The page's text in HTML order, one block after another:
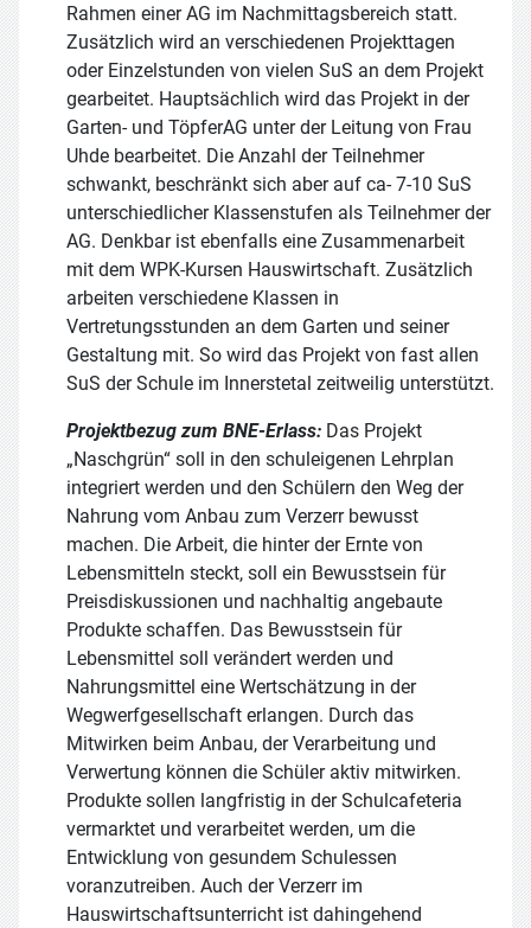
Rahmen einer AG im Nachmittagsbereich statt.
Zusätzlich wird an verschiedenen Projekttagen
oder Einzelstunden von vielen SuS an dem Projekt
gearbeitet. Hauptsächlich wird das Projekt in der
Garten- und TöpferAG unter der Leitung von Frau
Uhde bearbeitet. Die Anzahl der Teilnehmer
schwankt, beschränkt sich aber auf ca- 7-10 SuS
unterschiedlicher Klassenstufen als Teilnehmer der
AG. Denkbar ist ebenfalls eine Zusammenarbeit
mit dem WPK-Kursen Hauswirtschaft. Zusätzlich
arbeiten verschiedene Klassen in
Vertretungsstunden an dem Garten und seiner
Gestaltung mit. So wird das Projekt von fast allen
SuS der Schule im Innerstetal zeitweilig unterstützt.
Projektbezug zum BNE-Erlass: Das Projekt
„Naschgrün“ soll in den schuleigenen Lehrplan
integriert werden und den Schülern den Weg der
Nahrung vom Anbau zum Verzerr bewusst
machen. Die Arbeit, die hinter der Ernte von
Lebensmitteln steckt, soll ein Bewusstsein für
Preisdiskussionen und nachhaltig angebaute
Produkte schaffen. Das Bewusstsein für
Lebensmittel soll verändert werden und
Nahrungsmittel eine Wertschätzung in der
Wegwerfgesellschaft erlangen. Durch das
Mitwirken beim Anbau, der Verarbeitung und
Verwertung können die Schüler aktiv mitwirken.
Produkte sollen langfristig in der Schulcafeteria
vermarktet und verarbeitet werden, um die
Entwicklung von gesundem Schulessen
voranzutreiben. Auch der Verzerr im
Hauswirtschaftsunterricht ist dahingehend